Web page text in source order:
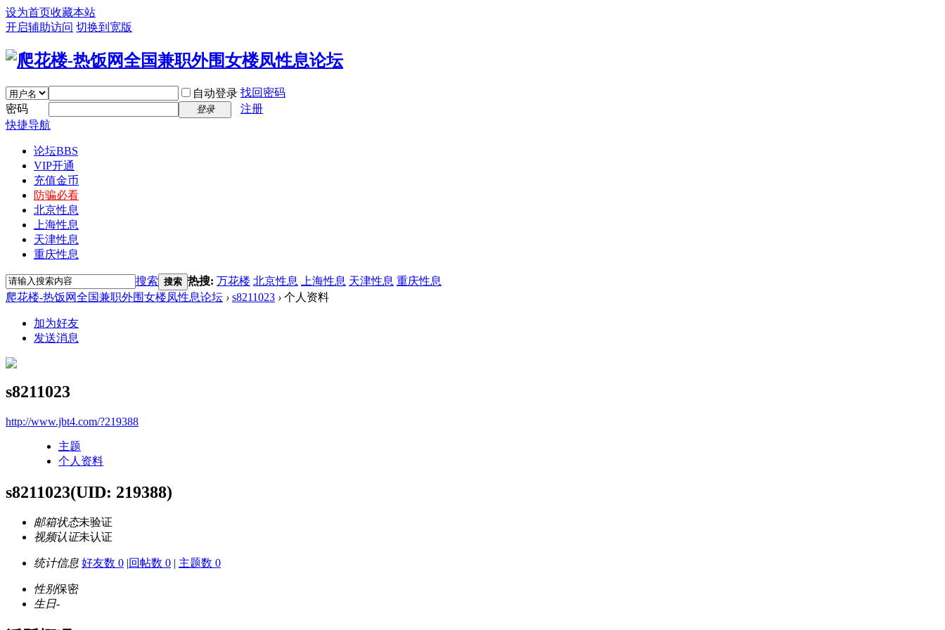
设为首页收藏本站
开启辅助访问 切换到宽版
自动登录 找回密码
密码
登录
注册
快捷导航
论坛BBS
VIP开通
充值金币
防骗必看
北京性息
上海性息
天津性息
重庆性息
搜索 搜索 热搜: 万花楼 北京性息 上海性息 天津性息 重庆性息
爬花楼-热饭网全国兼职外围女楼凤性息论坛 › s8211023 › 个人资料
加为好友
发送消息
s8211023
http://www.jbt4.com/?219388
主题
个人资料
s8211023(UID: 219388)
邮箱状态未验证
视频认证未认证
统计信息 好友数 0 |回帖数 0 | 主题数 0
性别保密
生日-